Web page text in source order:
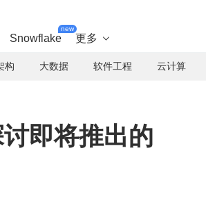
Snowflake
new
更多 
构 大数据 软件工程 云计算
即将推出的